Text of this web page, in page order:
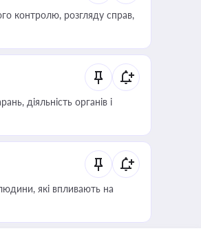
контролю, розгляду справ,
діяльність органів і
які впливають на